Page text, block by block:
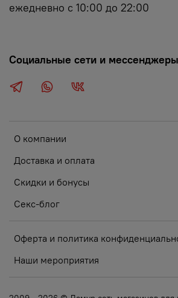
О компании
Доставка и оплата
Скидки и бонусы
Секс-блог
Оферта и политика
Наши мероприятия
ежедневно с 10:00 до 22:00
Социальные сети и мессенджеры